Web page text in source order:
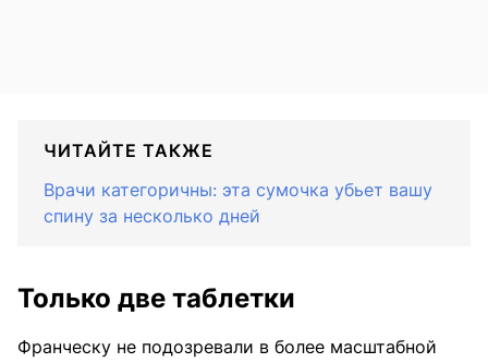
ЧИТАЙТЕ ТАКЖЕ
Врачи категоричны: эта сумочка убьет вашу
спину за несколько дней
Только две таблетки
Франческу не подозревали в более масштабной